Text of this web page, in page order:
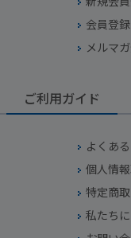
会員登
メルマ
ご利用ガイド
よくあ
個人情
特定商
私たち